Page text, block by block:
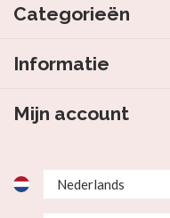
Categorieën
Informatie
Mijn account